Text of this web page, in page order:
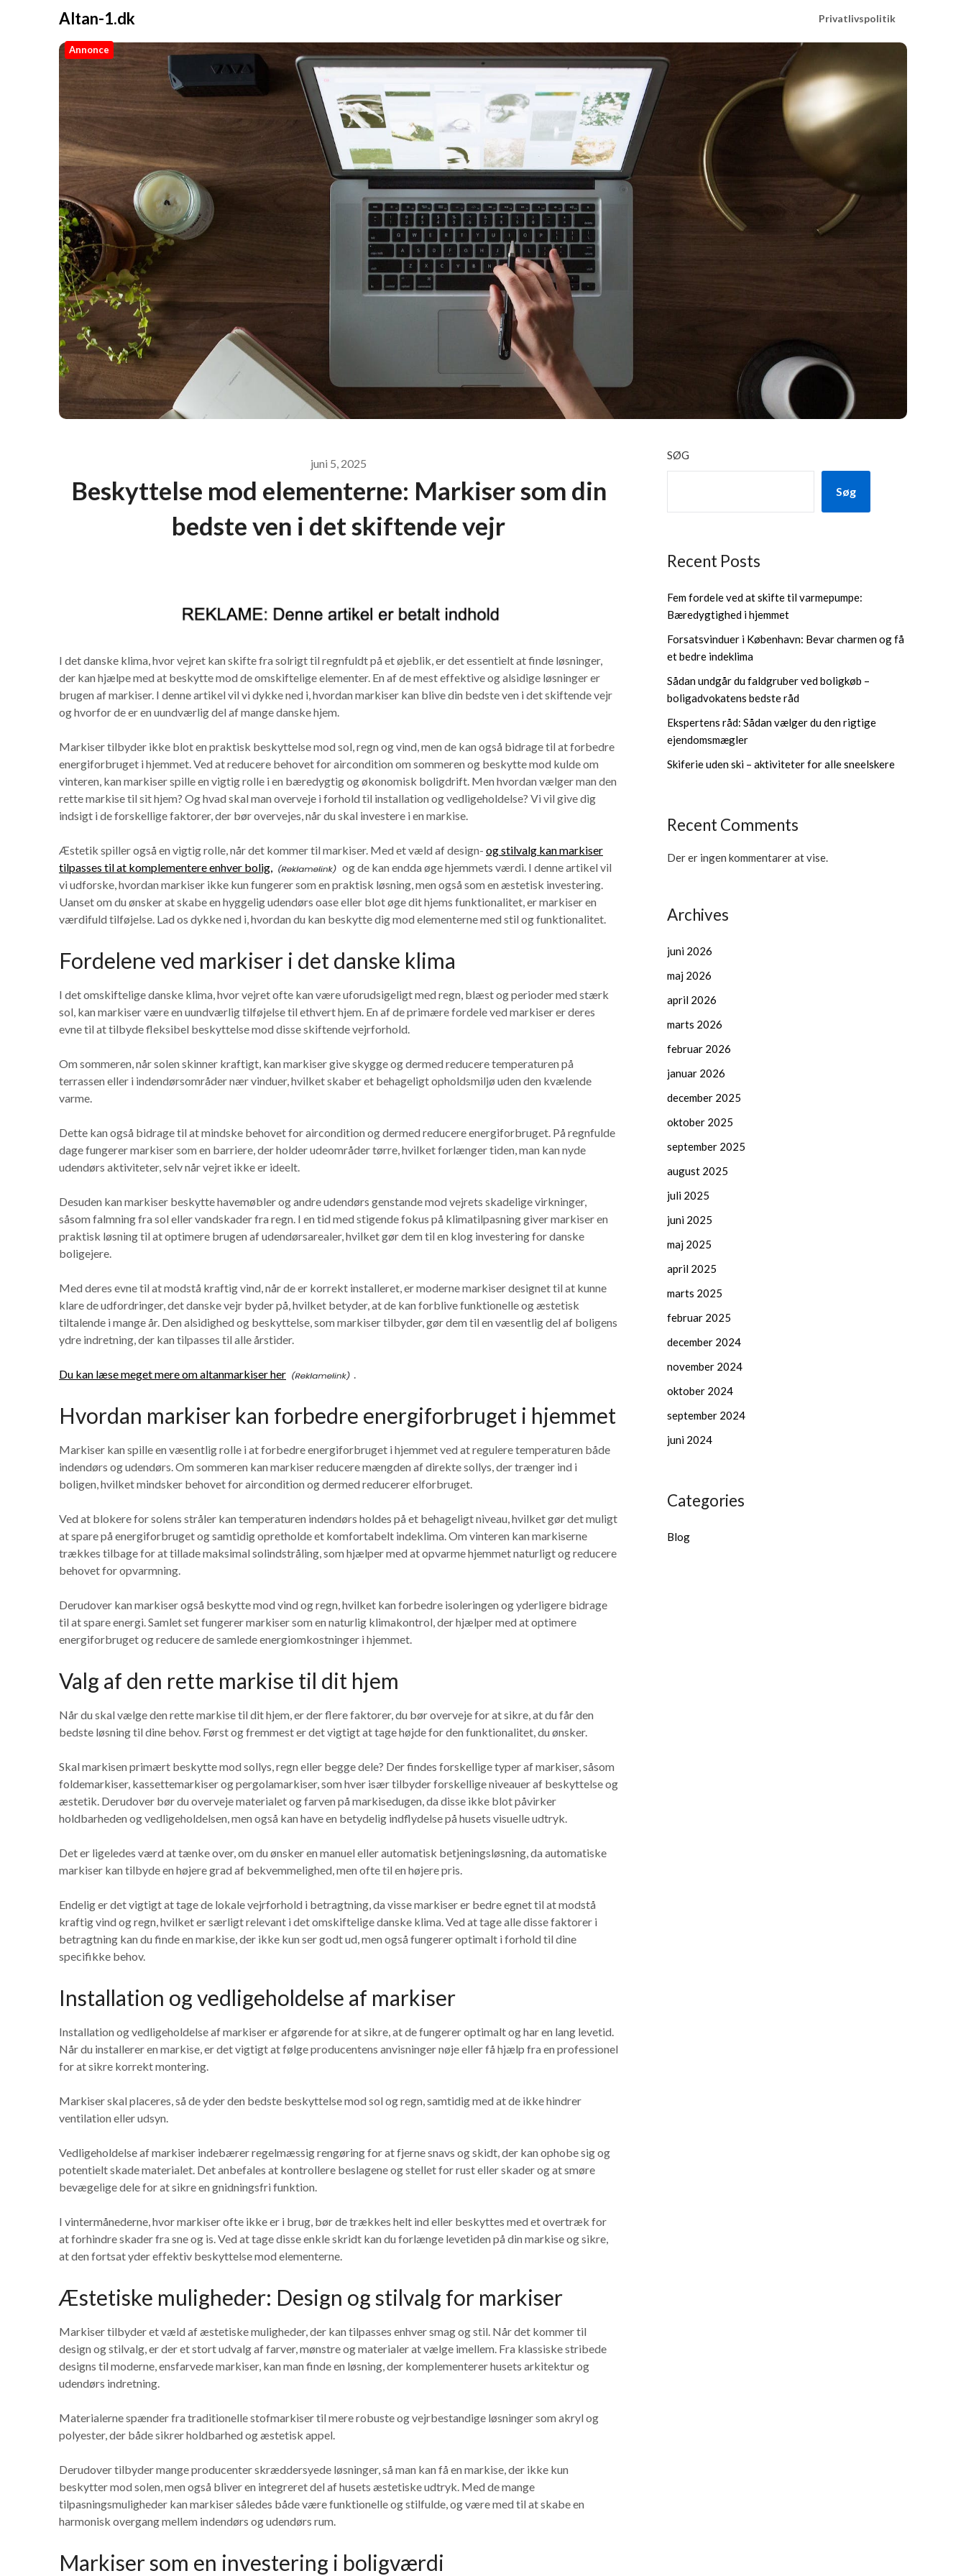
Altan-1.dk Privatlivspolitik
Altan-1.dk
Annonce
juni 5, 2025
Beskyttelse mod elementerne: Markiser som din
bedste ven i det skiftende vejr
I det danske klima, hvor vejret kan skifte fra solrigt til regnfuldt på et øjeblik, er det essentielt at finde løsninger,
der kan hjælpe med at beskytte mod de omskiftelige elementer. En af de mest effektive og alsidige løsninger er
brugen af markiser. I denne artikel vil vi dykke ned i, hvordan markiser kan blive din bedste ven i det skiftende vejr
og hvorfor de er en uundværlig del af mange danske hjem.
Markiser tilbyder ikke blot en praktisk beskyttelse mod sol, regn og vind, men de kan også bidrage til at forbedre
energiforbruget i hjemmet. Ved at reducere behovet for aircondition om sommeren og beskytte mod kulde om
vinteren, kan markiser spille en vigtig rolle i en bæredygtig og økonomisk boligdrift. Men hvordan vælger man den
rette markise til sit hjem? Og hvad skal man overveje i forhold til installation og vedligeholdelse? Vi vil give dig
indsigt i de forskellige faktorer, der bør overvejes, når du skal investere i en markise.
Æstetik spiller også en vigtig rolle, når det kommer til markiser. Med et væld af design- og stilvalg kan markiser
tilpasses til at komplementere enhver bolig,
og de kan endda øge hjemmets værdi. I denne artikel vil
vi udforske, hvordan markiser ikke kun fungerer som en praktisk løsning, men også som en æstetisk investering.
Uanset om du ønsker at skabe en hyggelig udendørs oase eller blot øge dit hjems funktionalitet, er markiser en
værdifuld tilføjelse. Lad os dykke ned i, hvordan du kan beskytte dig mod elementerne med stil og funktionalitet.
Fordelene ved markiser i det danske klima
I det omskiftelige danske klima, hvor vejret ofte kan være uforudsigeligt med regn, blæst og perioder med stærk
sol, kan markiser være en uundværlig tilføjelse til ethvert hjem. En af de primære fordele ved markiser er deres
evne til at tilbyde fleksibel beskyttelse mod disse skiftende vejrforhold.
Om sommeren, når solen skinner kraftigt, kan markiser give skygge og dermed reducere temperaturen på
terrassen eller i indendørsområder nær vinduer, hvilket skaber et behageligt opholdsmiljø uden den kvælende
varme.
Dette kan også bidrage til at mindske behovet for aircondition og dermed reducere energiforbruget. På regnfulde
dage fungerer markiser som en barriere, der holder udeområder tørre, hvilket forlænger tiden, man kan nyde
udendørs aktiviteter, selv når vejret ikke er ideelt.
Desuden kan markiser beskytte havemøbler og andre udendørs genstande mod vejrets skadelige virkninger,
såsom falmning fra sol eller vandskader fra regn. I en tid med stigende fokus på klimatilpasning giver markiser en
praktisk løsning til at optimere brugen af udendørsarealer, hvilket gør dem til en klog investering for danske
boligejere.
Med deres evne til at modstå kraftig vind, når de er korrekt installeret, er moderne markiser designet til at kunne
klare de udfordringer, det danske vejr byder på, hvilket betyder, at de kan forblive funktionelle og æstetisk
tiltalende i mange år. Den alsidighed og beskyttelse, som markiser tilbyder, gør dem til en væsentlig del af boligens
ydre indretning, der kan tilpasses til alle årstider.
Du kan læse meget mere om altanmarkiser her .
Hvordan markiser kan forbedre energiforbruget i hjemmet
Markiser kan spille en væsentlig rolle i at forbedre energiforbruget i hjemmet ved at regulere temperaturen både
indendørs og udendørs. Om sommeren kan markiser reducere mængden af direkte sollys, der trænger ind i
boligen, hvilket mindsker behovet for aircondition og dermed reducerer elforbruget.
Ved at blokere for solens stråler kan temperaturen indendørs holdes på et behageligt niveau, hvilket gør det muligt
at spare på energiforbruget og samtidig opretholde et komfortabelt indeklima. Om vinteren kan markiserne
trækkes tilbage for at tillade maksimal solindstråling, som hjælper med at opvarme hjemmet naturligt og reducere
behovet for opvarmning.
Derudover kan markiser også beskytte mod vind og regn, hvilket kan forbedre isoleringen og yderligere bidrage
til at spare energi. Samlet set fungerer markiser som en naturlig klimakontrol, der hjælper med at optimere
energiforbruget og reducere de samlede energiomkostninger i hjemmet.
Valg af den rette markise til dit hjem
Når du skal vælge den rette markise til dit hjem, er der flere faktorer, du bør overveje for at sikre, at du får den
bedste løsning til dine behov. Først og fremmest er det vigtigt at tage højde for den funktionalitet, du ønsker.
Skal markisen primært beskytte mod sollys, regn eller begge dele? Der findes forskellige typer af markiser, såsom
foldemarkiser, kassettemarkiser og pergolamarkiser, som hver især tilbyder forskellige niveauer af beskyttelse og
æstetik. Derudover bør du overveje materialet og farven på markisedugen, da disse ikke blot påvirker
holdbarheden og vedligeholdelsen, men også kan have en betydelig indflydelse på husets visuelle udtryk.
Det er ligeledes værd at tænke over, om du ønsker en manuel eller automatisk betjeningsløsning, da automatiske
markiser kan tilbyde en højere grad af bekvemmelighed, men ofte til en højere pris.
Endelig er det vigtigt at tage de lokale vejrforhold i betragtning, da visse markiser er bedre egnet til at modstå
kraftig vind og regn, hvilket er særligt relevant i det omskiftelige danske klima. Ved at tage alle disse faktorer i
betragtning kan du finde en markise, der ikke kun ser godt ud, men også fungerer optimalt i forhold til dine
specifikke behov.
Installation og vedligeholdelse af markiser
Installation og vedligeholdelse af markiser er afgørende for at sikre, at de fungerer optimalt og har en lang levetid.
Når du installerer en markise, er det vigtigt at følge producentens anvisninger nøje eller få hjælp fra en professionel
for at sikre korrekt montering.
Markiser skal placeres, så de yder den bedste beskyttelse mod sol og regn, samtidig med at de ikke hindrer
ventilation eller udsyn.
Vedligeholdelse af markiser indebærer regelmæssig rengøring for at fjerne snavs og skidt, der kan ophobe sig og
potentielt skade materialet. Det anbefales at kontrollere beslagene og stellet for rust eller skader og at smøre
bevægelige dele for at sikre en gnidningsfri funktion.
I vintermånederne, hvor markiser ofte ikke er i brug, bør de trækkes helt ind eller beskyttes med et overtræk for
at forhindre skader fra sne og is. Ved at tage disse enkle skridt kan du forlænge levetiden på din markise og sikre,
at den fortsat yder effektiv beskyttelse mod elementerne.
Æstetiske muligheder: Design og stilvalg for markiser
Markiser tilbyder et væld af æstetiske muligheder, der kan tilpasses enhver smag og stil. Når det kommer til
design og stilvalg, er der et stort udvalg af farver, mønstre og materialer at vælge imellem. Fra klassiske stribede
designs til moderne, ensfarvede markiser, kan man finde en løsning, der komplementerer husets arkitektur og
udendørs indretning.
Materialerne spænder fra traditionelle stofmarkiser til mere robuste og vejrbestandige løsninger som akryl og
polyester, der både sikrer holdbarhed og æstetisk appel.
Derudover tilbyder mange producenter skræddersyede løsninger, så man kan få en markise, der ikke kun
beskytter mod solen, men også bliver en integreret del af husets æstetiske udtryk. Med de mange
tilpasningsmuligheder kan markiser således både være funktionelle og stilfulde, og være med til at skabe en
harmonisk overgang mellem indendørs og udendørs rum.
Markiser som en investering i boligværdi
SØG
Søg
Recent Posts
Fem fordele ved at skifte til varmepumpe:
Bæredygtighed i hjemmet
Forsatsvinduer i København: Bevar charmen og få
et bedre indeklima
Sådan undgår du faldgruber ved boligkøb –
boligadvokatens bedste råd
Ekspertens råd: Sådan vælger du den rigtige
ejendomsmægler
Skiferie uden ski – aktiviteter for alle sneelskere
Recent Comments
Der er ingen kommentarer at vise.
Archives
juni 2026
maj 2026
april 2026
marts 2026
februar 2026
januar 2026
december 2025
oktober 2025
september 2025
august 2025
juli 2025
juni 2025
maj 2025
april 2025
marts 2025
februar 2025
december 2024
november 2024
oktober 2024
september 2024
juni 2024
Categories
Blog